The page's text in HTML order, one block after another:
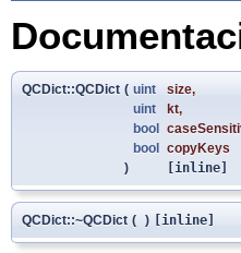
QCDict::QCDict ( uint size,
uint
kt,
bool
bool copyKeys
)
[inline]
QCDict::~QCDict ( ) [inline]